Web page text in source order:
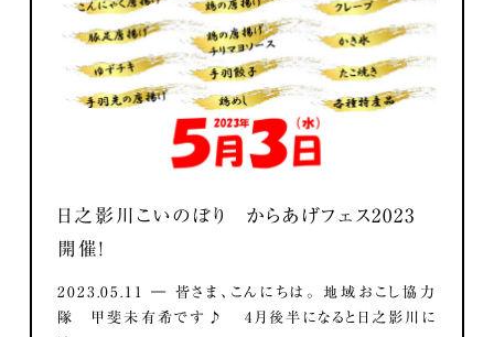
日之影川こいのぼり からあげフェス2023
開催！
2023.05.11 ― 皆さま、こんにちは。 地域おこし協力
隊 甲斐未有希です♪ 4月後半になると日之影川に